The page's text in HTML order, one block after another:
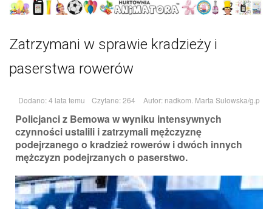
Zatrzymani w sprawie kradzieży i
paserstwa rowerów
Dodano: 4 lata temu Czytane: 264 Autor: nadkom. Marta Sulowska/g.p
Policjanci z Bemowa w wyniku intensywnych
czynności ustalili i zatrzymali mężczyznę
podejrzanego o kradzież rowerów i dwóch innych
mężczyzn podejrzanych o paserstwo.